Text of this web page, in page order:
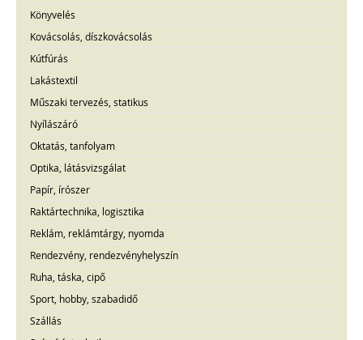
Könyvelés
Kovácsolás, díszkovácsolás
Kútfúrás
Lakástextil
Műszaki tervezés, statikus
Nyílászáró
Oktatás, tanfolyam
Optika, látásvizsgálat
Papír, írószer
Raktártechnika, logisztika
Reklám, reklámtárgy, nyomda
Rendezvény, rendezvényhelyszín
Ruha, táska, cipő
Sport, hobby, szabadidő
Szállás